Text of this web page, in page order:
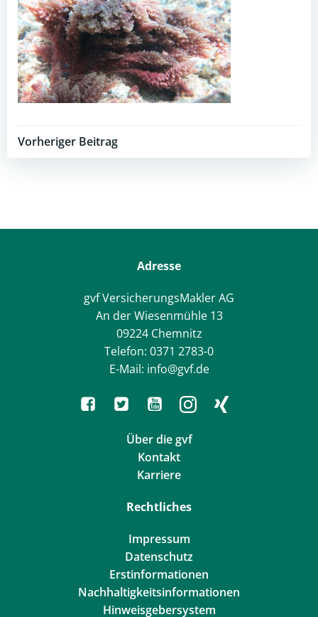
Post
Vorheriger Beitrag
Adresse
gvf VersicherungsMakler AG
An der Wiesenmühle 13
09224 Chemnitz
Telefon: 0371 2783-0
E-Mail: info@gvf.de
Über die gvf
Kontakt
Karriere
Rechtliches
Impressum
Datenschutz
Erstinformationen
Nachhaltigkeitsinformationen
Hinweisgebersystem